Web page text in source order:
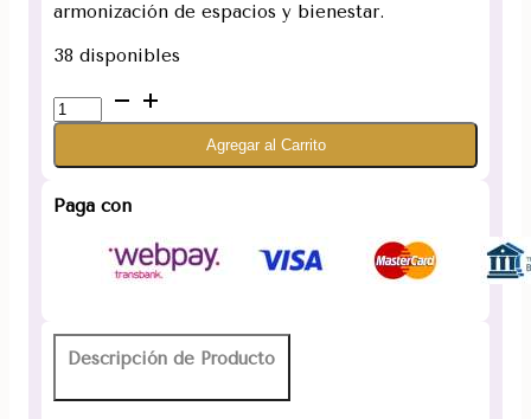
armonización de espacios y bienestar.
38 disponibles
Incienso
Organico
12
Agregar al Carrito
Paga con
Descripción de Producto